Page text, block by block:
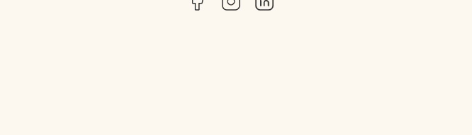
facebookinstagramlinkedin